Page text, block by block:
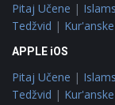
Pitaj Učene |
Tedžvid |
APPLE iOS
Pitaj Učene |
Tedžvid |